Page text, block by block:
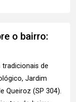
o bairro:
tradicionais de
Jardim
Queiroz (SP 304).